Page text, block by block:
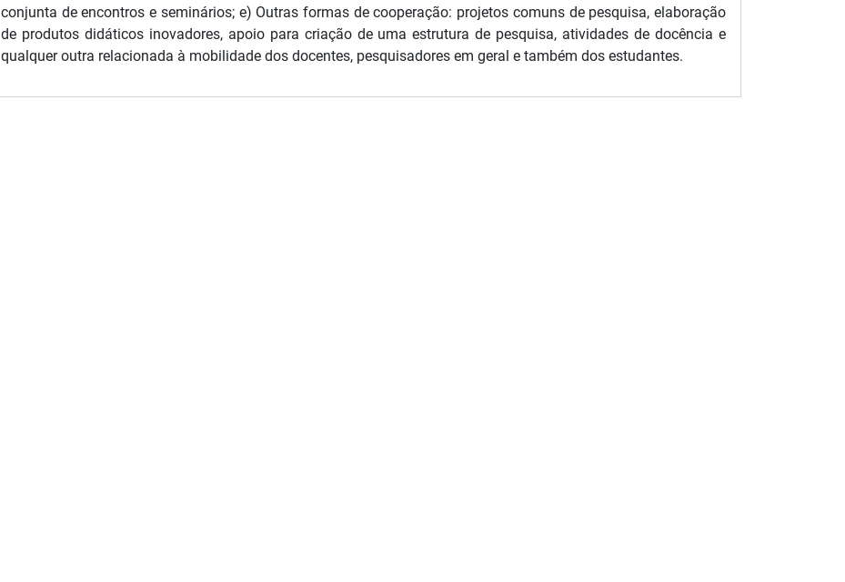
conjunta de encontros e seminários; e) Outras formas de cooperação: projetos comuns de pesquisa, elaboração
de produtos didáticos inovadores, apoio para criação de uma estrutura de pesquisa, atividades de docência e
qualquer outra relacionada à mobilidade dos docentes, pesquisadores em geral e também dos estudantes.